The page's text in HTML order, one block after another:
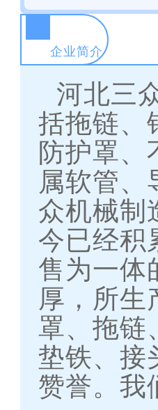
企业简介
河北三
括拖链、
防护罩、
属软管、
众机械制
今已经积
售为一体
厚，所生
罩、拖链
垫铁、接
赞誉。我